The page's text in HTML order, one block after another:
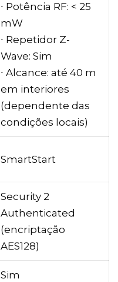
∙ Potência RF: < 25
mW
∙ Repetidor Z-
Wave: Sim
∙ Alcance: até 40 m
em interiores
(dependente das
condições locais)
SmartStart
Security 2
Authenticated
(encriptação
AES128)
Sim